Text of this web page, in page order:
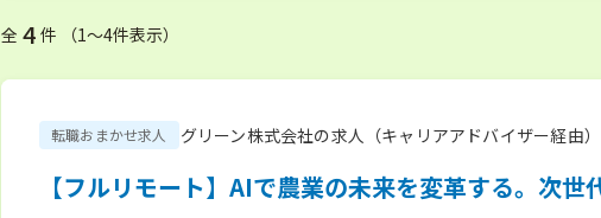
全 4 件 （1〜4件表示）
転職おまかせ求人 グリーン株式会社の求人（キャリアアドバイザー経由）
【フルリモート】AIで農業の未来を変革する。次